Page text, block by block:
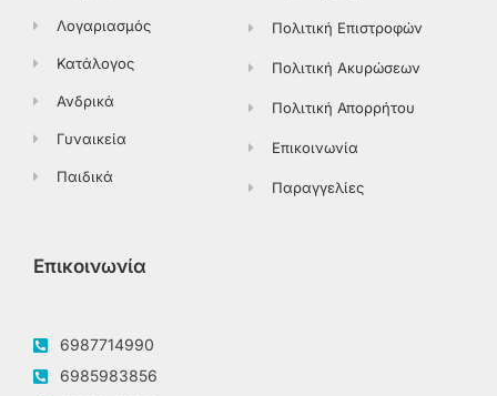
Λογαριασμός
Κατάλογος
Ανδρικά
Γυναικεία
Παιδικά
Πολιτική Επιστροφών
Πολιτική Ακυρώσεων
Πολιτική Απορρήτου
Επικοινωνία
Παραγγελίες
Επικοινωνία
6987714990
6985983856